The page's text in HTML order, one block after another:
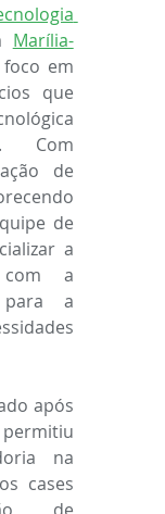
Marília-
em
que
Com
de
de
a
com a
para a
após
na
cases